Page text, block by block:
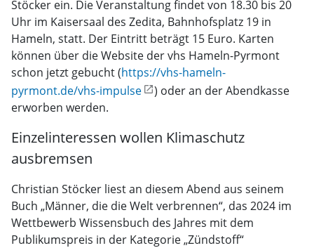
Stöcker ein. Die Veranstaltung findet von 18.30 bis 20
Uhr im Kaisersaal des Zedita, Bahnhofsplatz 19 in
Hameln, statt. Der Eintritt beträgt 15 Euro. Karten
können über die Website der vhs Hameln-Pyrmont
schon jetzt gebucht (https://vhs-hameln-
pyrmont.de/vhs-impulse
) oder an der Abendkasse
erworben werden.
Einzelinteressen wollen Klimaschutz
ausbremsen
Christian Stöcker liest an diesem Abend aus seinem
Buch „Männer, die die Welt verbrennen“, das 2024 im
Wettbewerb Wissensbuch des Jahres mit dem
Publikumspreis in der Kategorie „Zündstoff“